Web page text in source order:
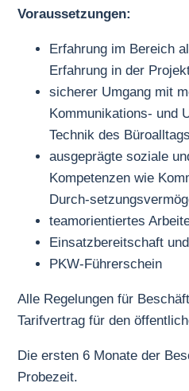
Voraussetzungen:
Erfahrung im Bereich
Erfahrung in der
sicherer Umgang mit
Kommunikations- und
Technik des
ausgeprägte soziale
Kompetenzen wie
Durch-
teamorientiertes
Einsatzbereitschaft
PKW-Führerschein
Alle Regelungen für
Tarifvertrag für den
Die ersten 6 Monate der
Probezeit.